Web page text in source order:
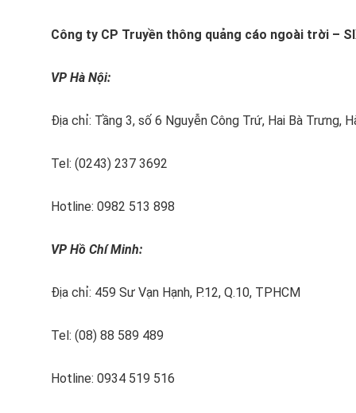
Công ty CP Truyền thông quảng cáo ngoài trời –
VP Hà Nội:
Địa chỉ: Tầng 3, số 6 Nguyễn Công Trứ, Hai Bà Trưng,
Tel: (0243) 237 3692
Hotline: 0982 513 898
VP Hồ Chí Minh:
Địa chỉ: 459 Sư Vạn Hạnh, P.12, Q.10, TPHCM
Tel: (08) 88 589 489
Hotline: 0934 519 516